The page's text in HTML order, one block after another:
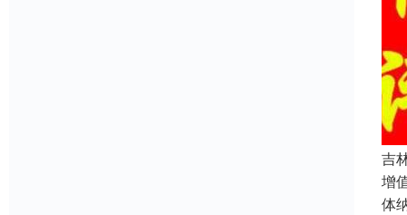
吉
增
体